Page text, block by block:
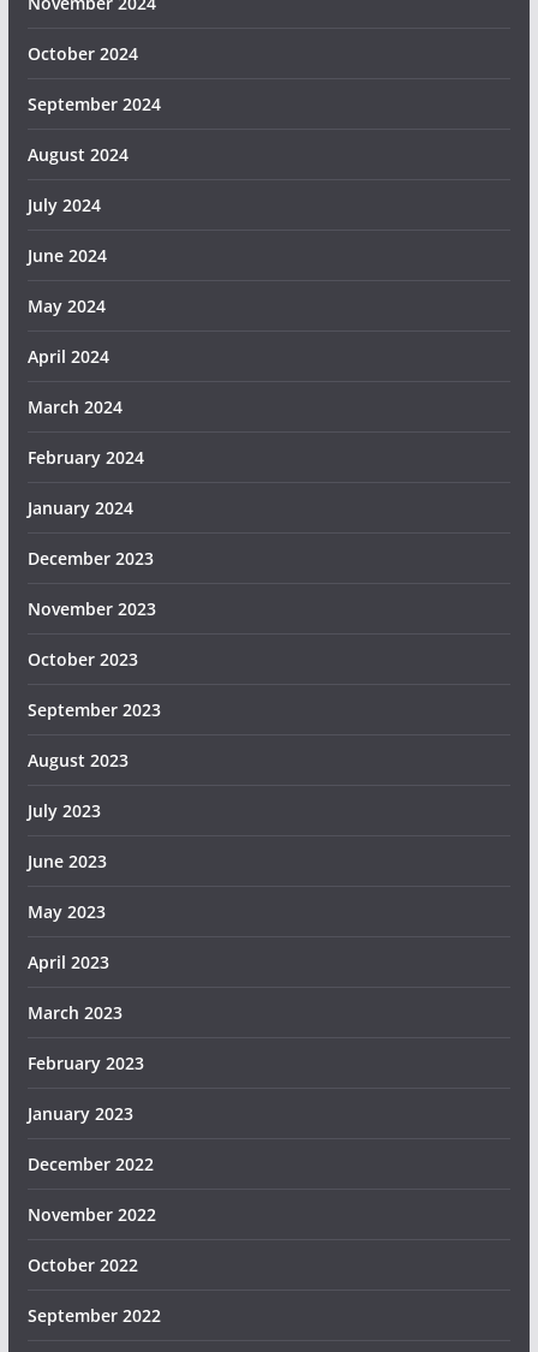
October 2024
September 2024
August 2024
July 2024
June 2024
May 2024
April 2024
March 2024
February 2024
January 2024
December 2023
November 2023
October 2023
September 2023
August 2023
July 2023
June 2023
May 2023
April 2023
March 2023
February 2023
January 2023
December 2022
November 2022
October 2022
September 2022